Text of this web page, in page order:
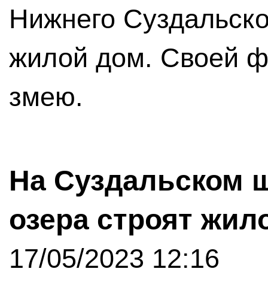
Нижнего
жилой дом. Своей
змею.
На Суздальском
озера строят
17/05/2023 12:16